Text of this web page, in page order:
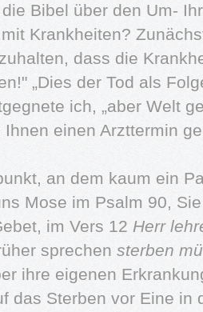
Bibel über den Um-
Krankheiten?
dass die
„Dies der Tod als
ich, „aber Welt
einen Arzttermin
an dem kaum ein
Mose im Psalm 90,
im Vers 12 Herr
sprechen sterben
ihre eigenen
das Sterben vor Eine in